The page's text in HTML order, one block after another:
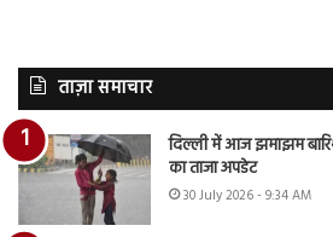
ताज़ा समाचार
दिल्ली में आज झमाझम
का ताजा अपडेट
30 July 2026 - 9:34 AM